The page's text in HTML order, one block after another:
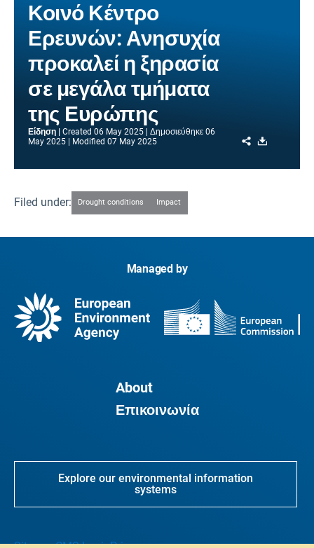
Κοινό Κέντρο
Ερευνών: Ανησυχία
προκαλεί η ξηρασία
σε μεγάλα τμήματα
της Ευρώπης
Είδηση Created 06 May 2025 Δημοσιεύθηκε 06
May 2025
Modified 07 May 2025 Share
Filed under: Drought conditions Impact
Managed by
About
Επικοινωνία
Explore our environmental information
systems